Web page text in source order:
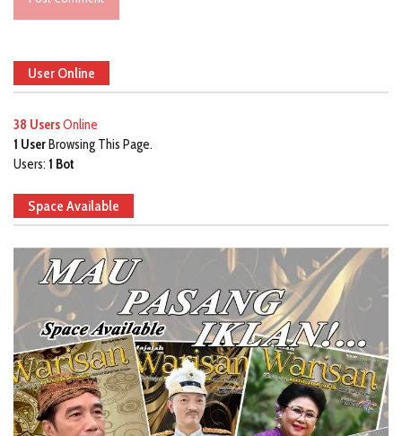
User Online
38 UsersOnline
1 UserBrowsing This Page.
Users: 1 Bot
Space Available